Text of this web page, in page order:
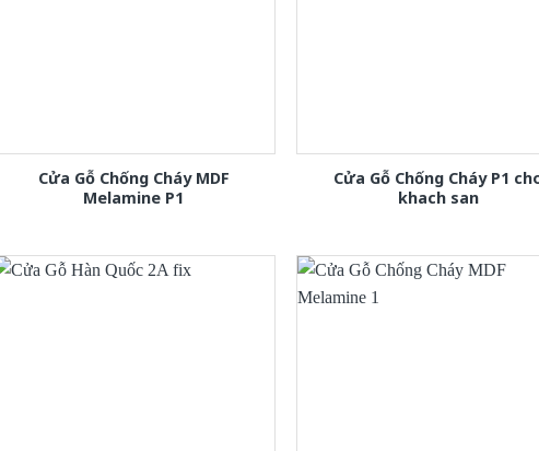
Cửa Gỗ Chống Cháy MDF
Melamine P1
Cửa Gỗ Chống Cháy P1
khach san